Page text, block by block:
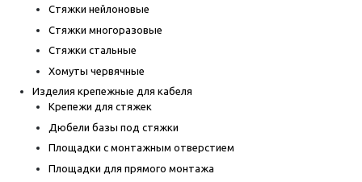
Стяжки нейлоновые
Стяжки многоразовые
Стяжки стальные
Хомуты червячные
Изделия крепежные для кабеля
Крепежи для стяжек
Дюбели базы под стяжки
Площадки с монтажным отверстием
Площадки для прямого монтажа